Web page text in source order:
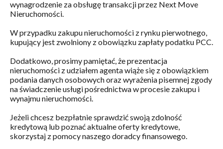
wynagrodzenie za obsługę transakcji przez Next Move
Nieruchomości.
W przypadku zakupu nieruchomości z rynku pierwotnego,
kupujący jest zwolniony z obowiązku zapłaty podatku PCC.
Dodatkowo, prosimy pamiętać, że prezentacja
nieruchomości z udziałem agenta wiąże się z obowiązkiem
podania danych osobowych oraz wyrażenia pisemnej zgody
na świadczenie usługi pośrednictwa w procesie zakupu i
wynajmu nieruchomości.
Jeżeli chcesz bezpłatnie sprawdzić swoją zdolność
kredytową lub poznać aktualne oferty kredytowe,
skorzystaj z pomocy naszego doradcy finansowego.